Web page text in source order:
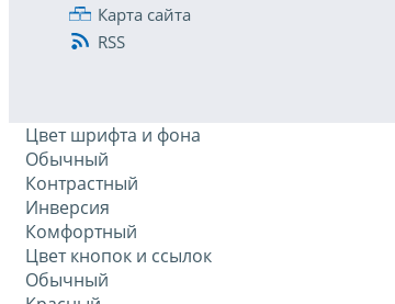
Карта сайта
RSS
Цвет шрифта и фона
Обычный
Контрастный
Инверсия
Комфортный
Цвет кнопок и ссылок
Обычный